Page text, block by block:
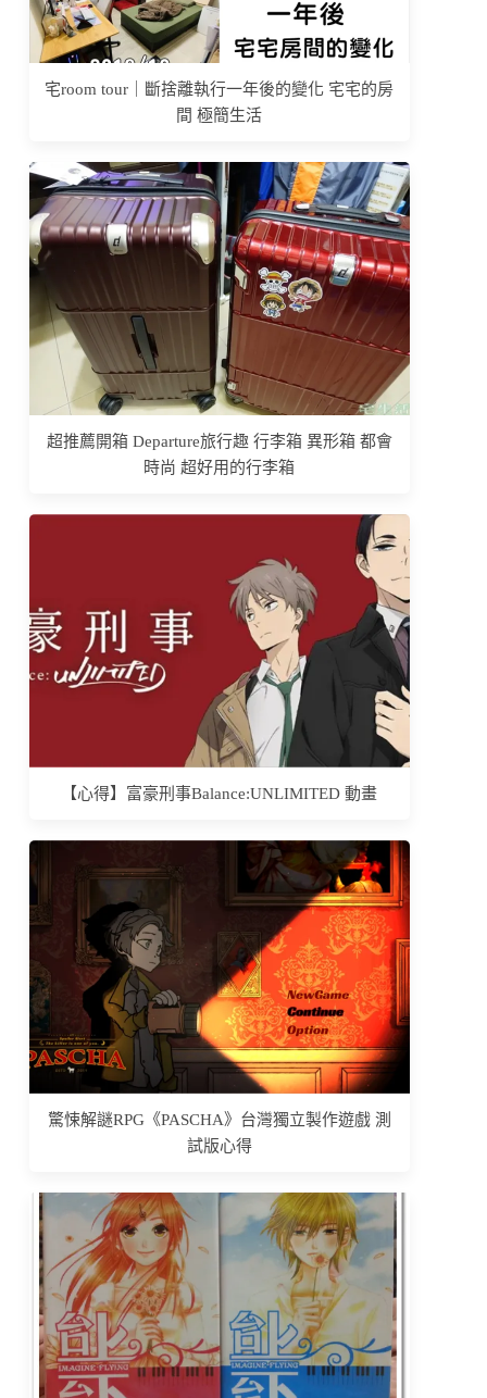
宅room tour｜斷捨離執行一年後的變化 宅宅的房
間 極簡生活
超推薦開箱 Departure旅行趣 行李箱 異形箱 都會
時尚 超好用的行李箱
【心得】富豪刑事Balance:UNLIMITED 動畫
驚悚解謎RPG《PASCHA》台灣獨立製作遊戲 測
試版心得